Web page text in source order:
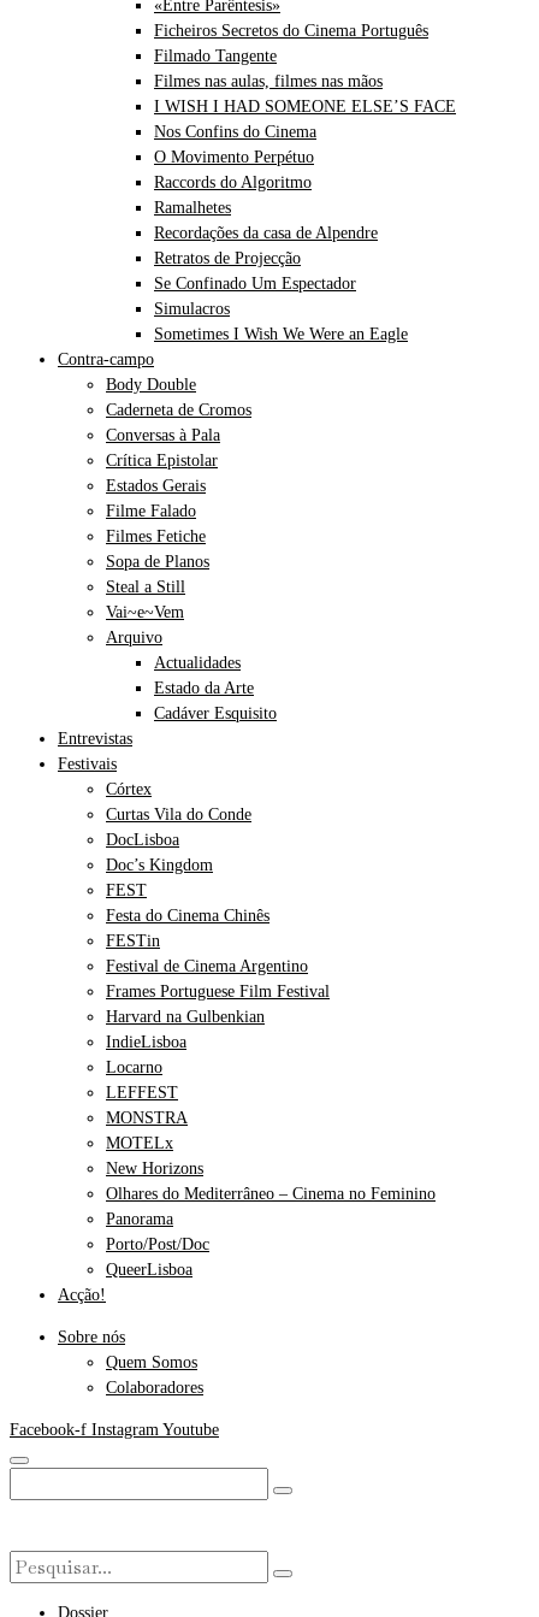
«Entre Parêntesis»
Ficheiros Secretos do Cinema Português
Filmado Tangente
Filmes nas aulas, filmes nas mãos
I WISH I HAD SOMEONE ELSE’S FACE
Nos Confins do Cinema
O Movimento Perpétuo
Raccords do Algoritmo
Ramalhetes
Recordações da casa de Alpendre
Retratos de Projecção
Se Confinado Um Espectador
Simulacros
Sometimes I Wish We Were an Eagle
Contra-campo
Body Double
Caderneta de Cromos
Conversas à Pala
Crítica Epistolar
Estados Gerais
Filme Falado
Filmes Fetiche
Sopa de Planos
Steal a Still
Vai~e~Vem
Arquivo
Actualidades
Estado da Arte
Cadáver Esquisito
Entrevistas
Festivais
Córtex
Curtas Vila do Conde
DocLisboa
Doc’s Kingdom
FEST
Festa do Cinema Chinês
FESTin
Festival de Cinema Argentino
Frames Portuguese Film Festival
Harvard na Gulbenkian
IndieLisboa
Locarno
LEFFEST
MONSTRA
MOTELx
New Horizons
Olhares do Mediterrâneo – Cinema no Feminino
Panorama
Porto/Post/Doc
QueerLisboa
Acção!
Sobre nós
Quem Somos
Colaboradores
Facebook-f Instagram Youtube
Dossier